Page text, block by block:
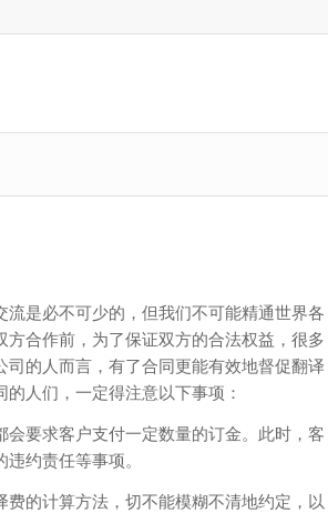
是必不可少的，但我们不可能精通世界各
合作前，为了保证双方的合法权益，很多
的人而言，有了合同更能有效地督促翻译
人们，一定得注意以下事项：
要求客户支付一定数量的订金。此时，客
约责任等事项。
的计算方法，切不能模糊不清地约定，以